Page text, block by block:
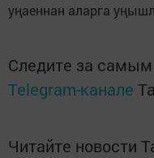
уңаеннан аларга
Следите за
Telegram-канале
Читайте новости